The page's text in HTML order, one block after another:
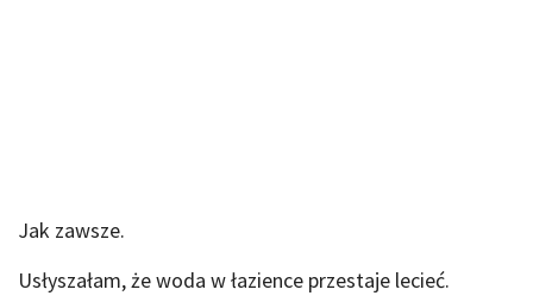
Jak zawsze.
Usłyszałam, że woda w łazience przestaje lecieć.